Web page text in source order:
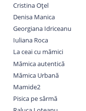
Cristina Oțel
Denisa Manica
Georgiana Idriceanu
Iuliana Roca
La ceai cu mămici
Mămica autentică
Mămica Urbană
Mamide2
Pisica pe sârmă